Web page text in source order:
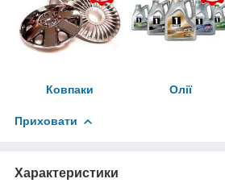
Ковпаки Олії
Приховати
Характеристики